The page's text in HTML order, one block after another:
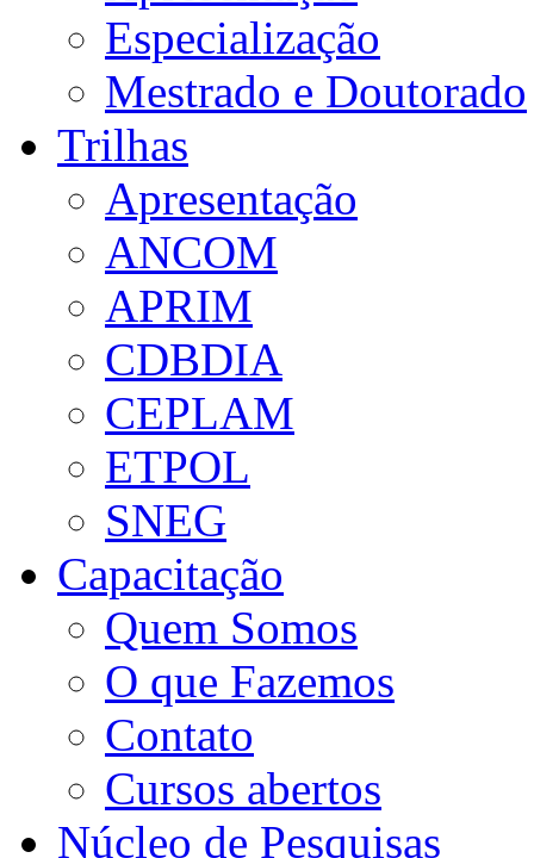
Especialização
Mestrado e Doutorado
Trilhas
Apresentação
ANCOM
APRIM
CDBDIA
CEPLAM
ETPOL
SNEG
Capacitação
Quem Somos
O que Fazemos
Contato
Cursos abertos
Núcleo de Pesquisas